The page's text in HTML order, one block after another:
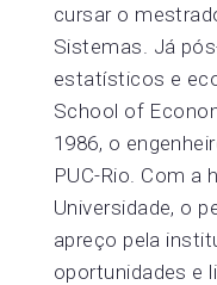
cursar o
Sistemas. Já
estatísticos e
School of
1986, o
PUC-Rio. Com a
Universidade, o
apreço pela
oportunidades e